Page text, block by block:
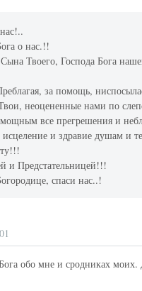
о нас.!!
Твоего, Господа Бога
за помощь,
неоцененные нами по
все прегрешения и
и здравие душам и
и Предстательницей!!!
спаси нас..!
обо мне и сродниках моих.